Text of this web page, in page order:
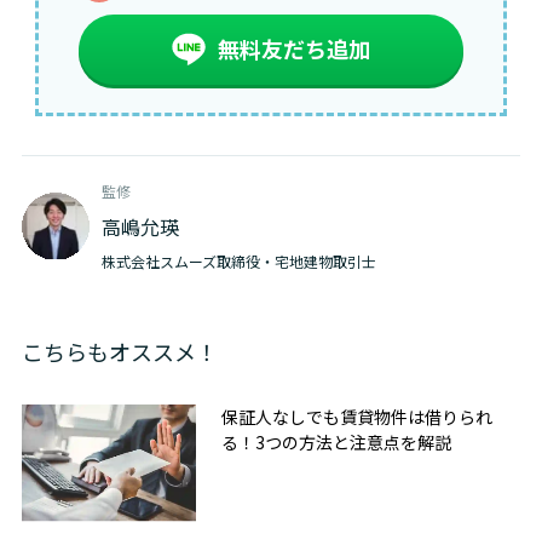
無料友だち追加
監修
高嶋允瑛
株式会社スムーズ取締役・宅地建物取引士
こちらもオススメ！
保証人なしでも賃貸物件は借りられ
る！3つの方法と注意点を解説